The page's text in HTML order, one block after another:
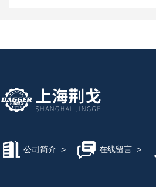
公司简介 > 在线留言>